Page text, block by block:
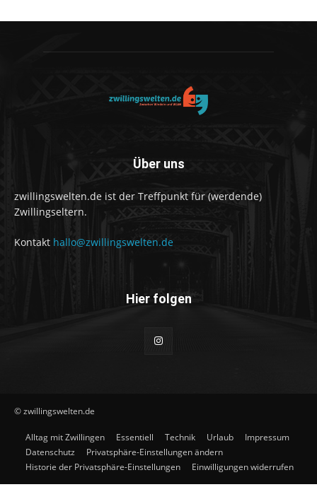
Über uns
zwillingswelten.de ist der Treffpunkt für (werdende)
Zwillingseltern.
Kontakt hallo@zwillingswelten.de
Hier folgen
© zwillingswelten.de
Alltag mit Zwillingen Essentiell Technik Urlaub
Impressum
Datenschutz
Privatsphäre-Einstellungen ändern
Historie der Privatsphäre-Einstellungen
Einwilligungen widerrufen